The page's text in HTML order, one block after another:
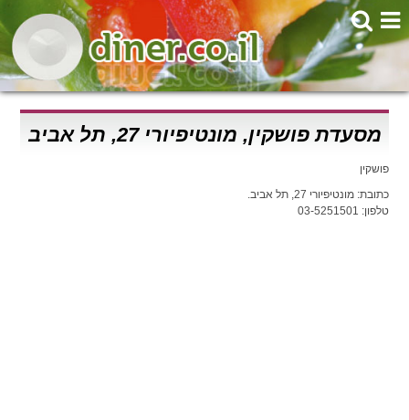
מסעדת פושקין, מונטיפיורי 27, תל אביב
פושקין
כתובת: מונטיפיורי 27, תל אביב.
טלפון: 03-5251501